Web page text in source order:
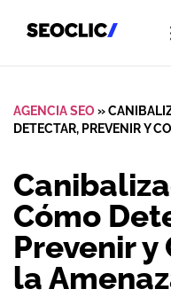
AGENCIA SEO»
DETECTAR, PREVENIR Y
Cómo
Prevenir
la